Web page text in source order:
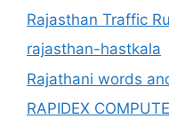
Rajasthan Traffic
rajasthan-hastkala
Rajathani words
RAPIDEX